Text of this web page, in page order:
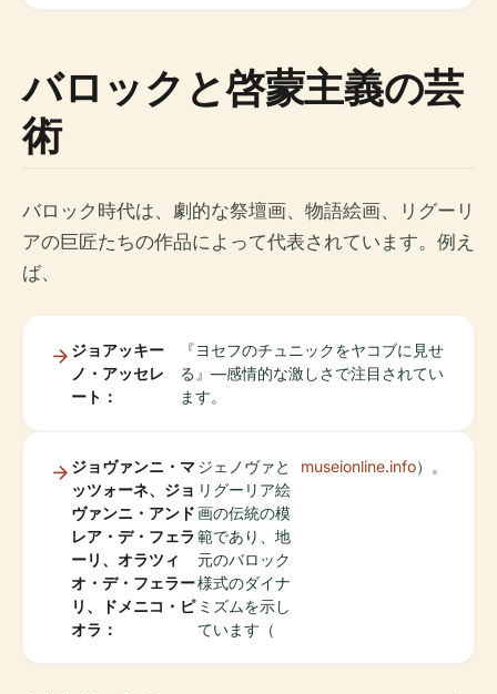
バロックと啓蒙主義の芸
術
バロック時代は、劇的な祭壇画、物語絵画、リグーリ
アの巨匠たちの作品によって代表されています。例え
ば、
ジョアッキー
ノ・アッセレ
ート：
『ヨセフのチュニックをヤコブに見せ
る』—感情的な激しさで注目されてい
ます。
ジョヴァンニ・マ
ッツォーネ、ジョ
ヴァンニ・アンド
レア・デ・フェラ
ーリ、オラツィ
オ・デ・フェラー
リ、ドメニコ・ピ
オラ：
ジェノヴァと
リグーリア絵
画の伝統の模
範であり、地
元のバロック
様式のダイナ
ミズムを示し
ています（
museionline.info）。